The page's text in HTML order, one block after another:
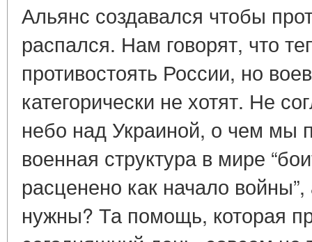
Альянс создавался чтобы
распался. Нам говорят, что
противостоять России, но
категорически не хотят. Не
небо над Украиной, о чем
военная структура в мире
расценено как начало
нужны? Та помощь, которая